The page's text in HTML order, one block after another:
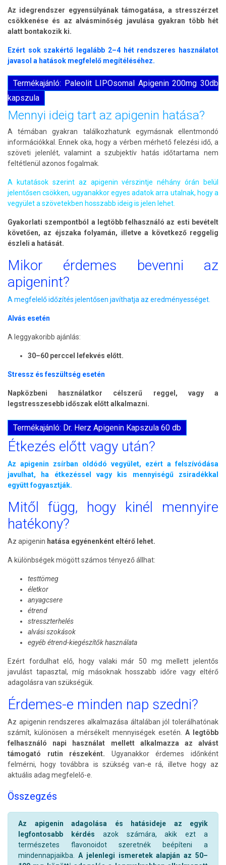
Az idegrendszer egyensúlyának támogatása, a stresszérzet
csökkenése és az alvásminőség javulása gyakran több hét
alatt bontakozik ki.
Ezért sok szakértő legalább 2–4 hét rendszeres használatot
javasol a hatások megfelelő megítéléséhez.
Termékajánló: Paleolit LIPOsomal Apigenin 200mg 30db
kapszula
Mennyi ideig tart az apigenin hatása?
A témában gyakran találkozhatunk egymásnak ellentmondó
információkkal. Ennek oka, hogy a vérben mérhető felezési idő, a
szöveti jelenlét, valamint a szubjektív hatás időtartama nem
feltétlenül azonos fogalmak.
A kutatások szerint az apigenin vérszintje néhány órán belül
jelentősen csökken, ugyanakkor egyes adatok arra utalnak, hogy a
vegyület a szövetekben hosszabb ideig is jelen lehet.
Gyakorlati szempontból a legtöbb felhasználó az esti bevételt
követően, az éjszaka folyamán, illetve a következő reggelig
észleli a hatását.
Mikor érdemes bevenni az
apigenint?
A megfelelő időzítés jelentősen javíthatja az eredményességet.
Alvás esetén
A leggyakoribb ajánlás:
30–60 perccel lefekvés előtt.
Stressz és feszültség esetén
Napközbeni használatkor célszerű reggel, vagy a
legstresszesebb időszak előtt alkalmazni.
Termékajánló: Dr. Herz Apigenin Kapszula 60 db
Étkezés előtt vagy után?
Az apigenin zsírban oldódó vegyület, ezért a felszívódása
javulhat, ha étkezéssel vagy kis mennyiségű zsiradékkal
együtt fogyasztják.
Mitől függ, hogy kinél mennyire
hatékony?
Az apigenin hatása egyénenként eltérő lehet.
A különbségek mögött számos tényező állhat:
testtömeg
életkor
anyagcsere
étrend
stresszterhelés
alvási szokások
egyéb étrend-kiegészítők használata
Ezért fordulhat elő, hogy valaki már 50 mg mellett jelentős
javulást tapasztal, míg másoknak hosszabb időre vagy eltérő
adagolásra van szükségük.
Érdemes-e minden nap szedni?
Az apigenin rendszeres alkalmazása általában jól tolerálhatónak
számít, különösen a mérsékelt mennyiségek esetén.
A legtöbb
felhasználó napi használat mellett alkalmazza az alvást
támogató rutin részeként. Ugyanakkor érdemes időnként
felmérni, hogy továbbra is szükség van-e rá, illetve hogy az
aktuális adag megfelelő-e.
Összegzés
Az apigenin adagolása és hatásideje az egyik
legfontosabb kérdés azok számára, akik ezt a
természetes flavonoidot szeretnék beépíteni a
mindennapjaikba. A jelenlegi ismeretek alapján az 50–